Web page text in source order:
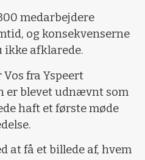
medarbejdere
og konsekvenserne
ikke afklarede.
fra Yspeert
er blevet udnævnt som
haft et første møde
at få et billede af, hvem